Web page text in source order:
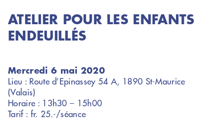
ATELIER POUR LES ENFANTS
ENDEUILLÉS
Mercredi 6 mai 2020
Lieu : Route d’Epinassey 54 A, 1890 St-Maurice
(Valais)
Horaire : 13h30 – 15h00
Tarif : fr. 25.-/séance